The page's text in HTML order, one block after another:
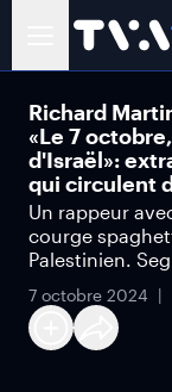
Richard
«Le 7
d'Israël»:
qui circulent
Un rappeur
courge
Palestinien.
7 octobre 2024